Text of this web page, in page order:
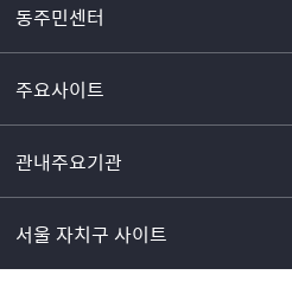
동주민센터
주요사이트
관내주요기관
서울 자치구 사이트